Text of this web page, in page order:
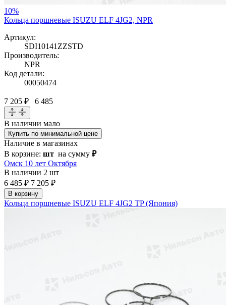
10%
Кольца поршневые ISUZU ELF 4JG2, NPR
Артикул:
SDI10141ZZSTD
Производитель:
NPR
Код детали:
00050474
7 205 ₽ 6 485
В наличии мало
Купить по минимальной цене
Наличие в магазинах
В корзине: шт на сумму ₽
Омск 10 лет Октября
В наличии 2 шт
6 485 ₽ 7 205 ₽
В корзину
Кольца поршневые ISUZU ELF 4JG2 TP (Япония)